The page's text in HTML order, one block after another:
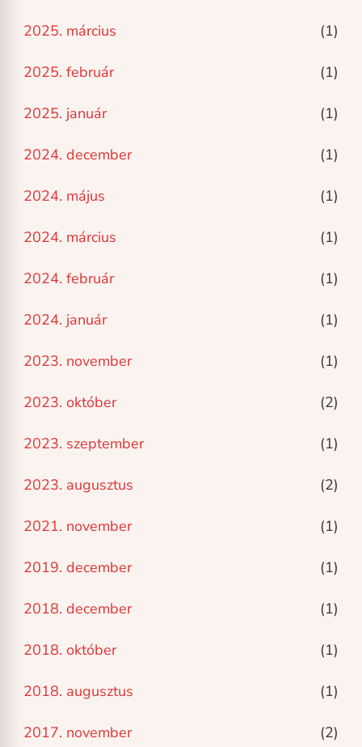
2025. március (1)
2025. február (1)
2025. január (1)
2024. december (1)
2024. május (1)
2024. március (1)
2024. február (1)
2024. január (1)
2023. november (1)
2023. október (2)
2023. szeptember (1)
2023. augusztus (2)
2021. november (1)
2019. december (1)
2018. december (1)
2018. október (1)
2018. augusztus (1)
2017. november (2)